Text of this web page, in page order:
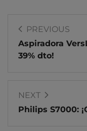
PREVIOUS
Aspiradora
39% dto!
NEXT
Philips S7000: